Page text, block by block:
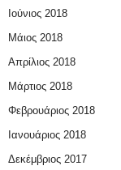
Ιούνιος 2018
Μάιος 2018
Απρίλιος 2018
Μάρτιος 2018
Φεβρουάριος 2018
Ιανουάριος 2018
Δεκέμβριος 2017